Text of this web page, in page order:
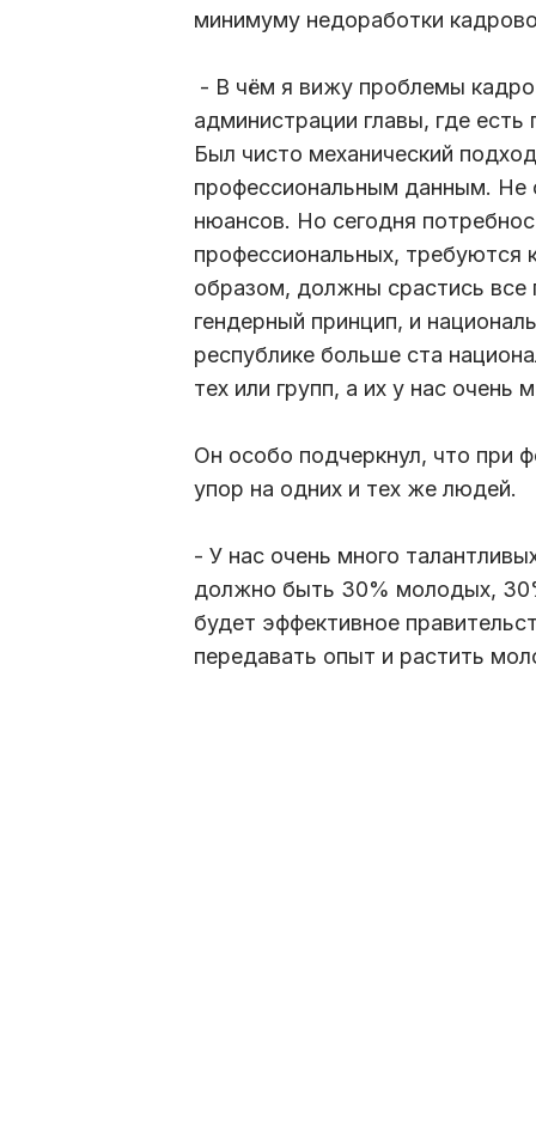
минимуму недоработки
- В чём я вижу проблемы
администрации главы, где
Был чисто механический
профессиональным данным. Не
нюансов. Но сегодня
профессиональных, требуются
образом, должны срастись все
гендерный принцип, и
республике больше ста
тех или групп, а их у нас
Он особо подчеркнул, что при
упор на одних и тех же людей.
- У нас очень много
должно быть 30% молодых,
будет эффективное
передавать опыт и растить